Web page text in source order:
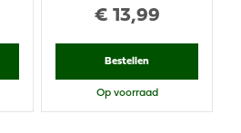
€ 13,99
Bestellen
Op voorraad